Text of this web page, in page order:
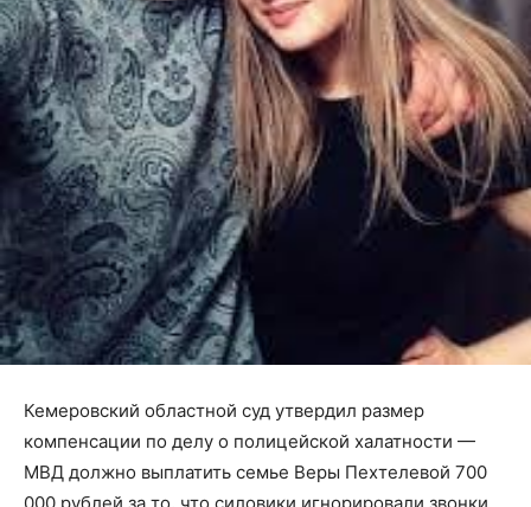
Кемеровский областной суд утвердил размер
компенсации по делу о полицейской халатности —
МВД должно выплатить семье Веры Пехтелевой 700
000 рублей за то, что силовики игнорировали звонки